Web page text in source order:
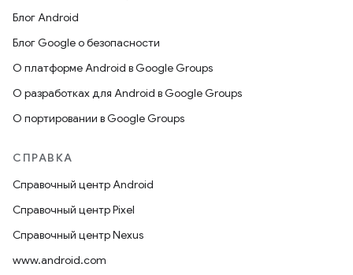
Блог Android
Блог Google о безопасности
О платформе Android в Google Groups
О разработках для Android в Google Groups
О портировании в Google Groups
СПРАВКА
Справочный центр Android
Справочный центр Pixel
Справочный центр Nexus
www.android.com